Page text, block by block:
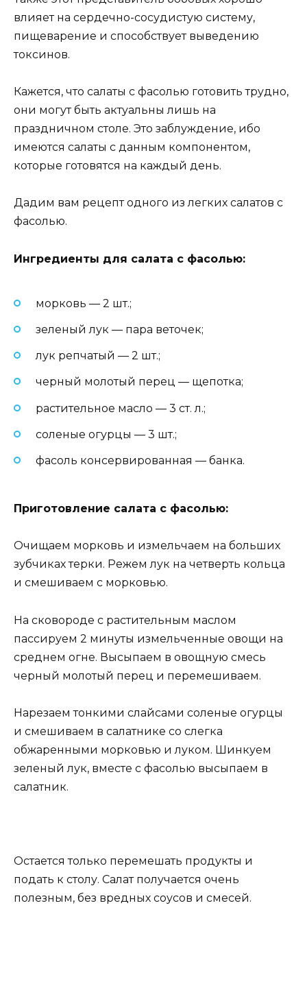
влияет на сердечно-сосудистую систему,
пищеварение и способствует выведению
токсинов.
Кажется, что салаты с фасолью готовить трудно,
они могут быть актуальны лишь на
праздничном столе. Это заблуждение, ибо
имеются салаты с данным компонентом,
которые готовятся на каждый день.
Дадим вам рецепт одного из легких салатов с
фасолью.
Ингредиенты для салата с фасолью:
морковь — 2 шт.;
зеленый лук — пара веточек;
лук репчатый — 2 шт.;
черный молотый перец — щепотка;
растительное масло — 3 ст. л.;
соленые огурцы — 3 шт.;
фасоль консервированная — банка.
Приготовление салата с фасолью:
Очищаем морковь и измельчаем на больших
зубчиках терки. Режем лук на четверть кольца
и смешиваем с морковью.
На сковороде с растительным маслом
пассируем 2 минуты измельченные овощи на
среднем огне. Высыпаем в овощную смесь
черный молотый перец и перемешиваем.
Нарезаем тонкими слайсами соленые огурцы
и смешиваем в салатнике со слегка
обжаренными морковью и луком. Шинкуем
зеленый лук, вместе с фасолью высыпаем в
салатник.
Остается только перемешать продукты и
подать к столу. Салат получается очень
полезным, без вредных соусов и смесей.